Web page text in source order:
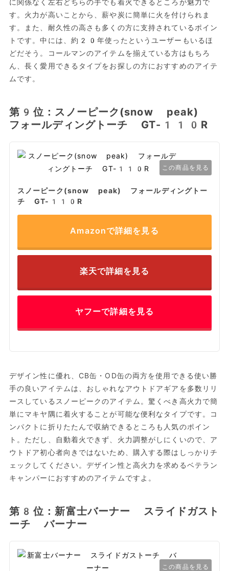
に関係なく左右どちらの手でも着火できるところが魅力で
す。火力が高いことから、薪や炭に簡単に火を付けられま
す。また、耐久性の高さも多くの方に支持されているポイン
トです。中には、約20年使ったというユーザーもいるほ
どだそう。コールマンのアイテムを揃えている方はもちろ
ん、長く愛用できるタイプをお探しの方におすすめのアイテ
ムです。
第9位：スノーピーク(snow peak)
フォールディングトーチ GT-110R
この商品を見る
スノーピーク(snow peak) フォールディングトー
チ GT-110R
Amazonで詳細を見る
楽天で詳細を見る
ヤフーで詳細を見る
デザイン性に優れ、CB缶・OD缶の両方を使用できる使い勝
手の良いアイテムは、おしゃれなアウトドアギアを多数リリ
ースしているスノーピークのアイテム。驚くべき高火力で簡
単にマキヤ隅に着火することが可能な便利なタイプです。コ
ンパクトに折りたたんで収納できるところも人気のポイン
ト。ただし、自動着火できず、火力調整がしにくいので、ア
ウトドア初心者向きではないため、購入する際はしっかりチ
ェックしてください。デザイン性と高火力を求めるベテラン
キャンパーにおすすめのアイテムですよ。
第8位：新富士バーナー スライドガスト
ーチ バーナー
この商品を見る